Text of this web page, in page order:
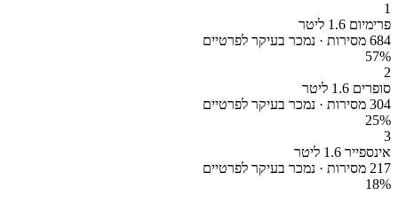
1
פרימיום 1.6 ליטר
684 מסירות · נמכר בעיקר לפרטיים
57%
2
סופרים 1.6 ליטר
304 מסירות · נמכר בעיקר לפרטיים
25%
3
אינספייר 1.6 ליטר
217 מסירות · נמכר בעיקר לפרטיים
18%